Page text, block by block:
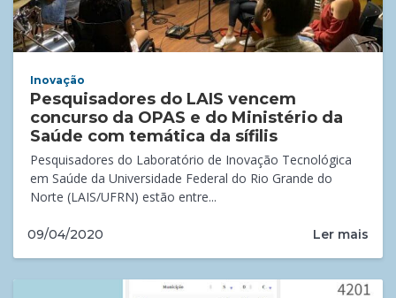
Inovação
Pesquisadores do LAIS vencem
concurso da OPAS e do Ministério da
Saúde com temática da sífilis
Pesquisadores do Laboratório de Inovação Tecnológica
em Saúde da Universidade Federal do Rio Grande do
Norte (LAIS/UFRN) estão entre...
09/04/2020 Ler mais